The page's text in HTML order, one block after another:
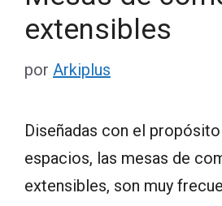
extensibles
por Arkiplus
Diseñadas con el
espacios, las mesas de
extensibles, son muy